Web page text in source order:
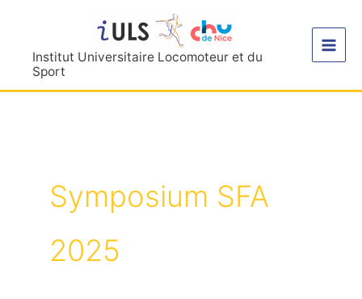
contenuInstitut Universitaire Locomoteur et du
Sport
Symposium SFA
2025